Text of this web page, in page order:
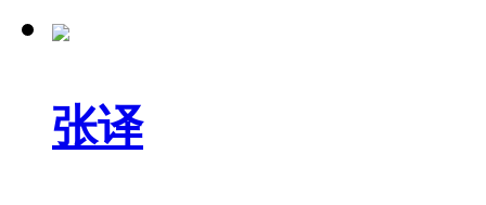
张译